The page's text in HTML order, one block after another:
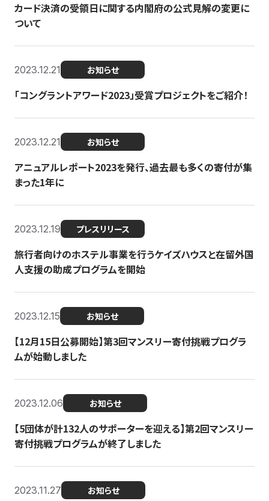
カード決済の受領日に関する内閣府の公式見解の変更に
ついて
2023.12.21 お知らせ
「コングラントアワード2023」受賞プロジェクトをご紹介！
2023.12.21 お知らせ
アニュアルレポート2023を発行、過去最も多くの寄付が集
まった1年に
2023.12.19 プレスリリース
旅行者向けのホステル事業を行うケイズハウスと在留外国
人支援の助成プログラムを開始
2023.12.15 お知らせ
【12月15日公募開始】第3回マンスリー寄付挑戦プログラ
ムが始動しました
2023.12.06 お知らせ
【5団体が計132人のサポーターを迎える】第2回マンスリー
寄付挑戦プログラムが終了しました
2023.11.27 お知らせ